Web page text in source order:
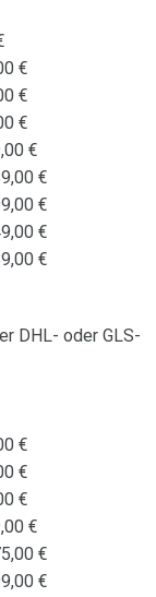
€
€
€
€
€
€
€
€
DHL- oder GLS-
€
€
€
€
€
€